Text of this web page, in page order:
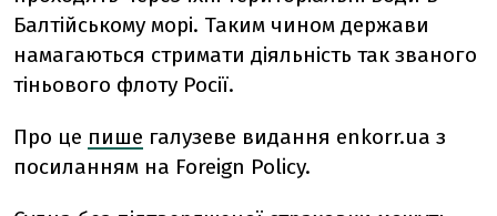
Балтійському морі. Таким чином держави
намагаються стримати діяльність так званого
тіньового флоту Росії.
Про це пише галузеве видання enkorr.ua з
посиланням на Foreign Policy.